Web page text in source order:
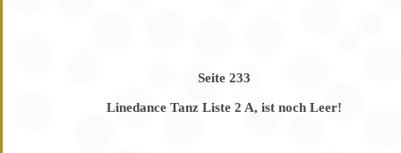
Seite 233
Linedance Tanz Liste 2 A, ist noch Leer!